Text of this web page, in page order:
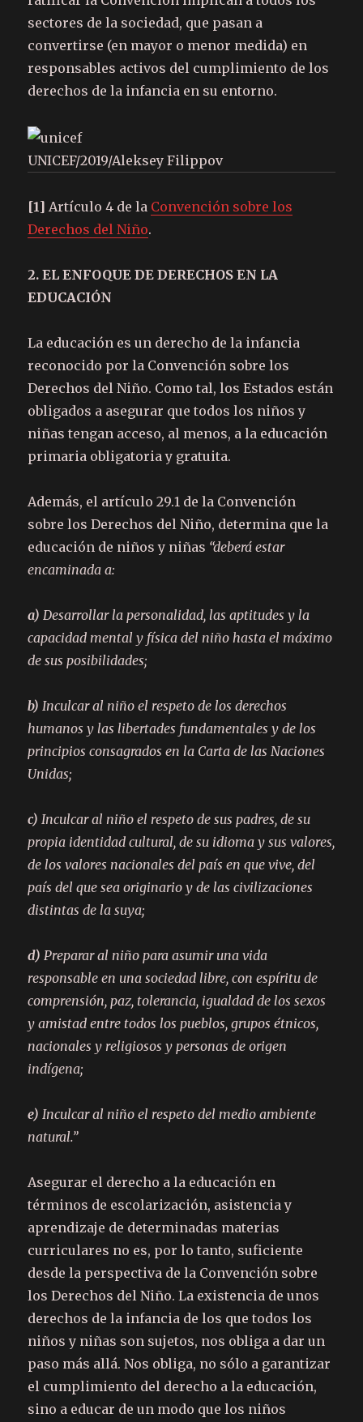
sectores de la sociedad, que pasan a
convertirse (en mayor o menor medida) en
responsables activos del cumplimiento de los
derechos de la infancia en su entorno.
UNICEF/2019/Aleksey Filippov
[1] Artículo 4 de la Convención sobre los
Derechos del Niño.
2. EL ENFOQUE DE DERECHOS EN LA
EDUCACIÓN
La educación es un derecho de la infancia
reconocido por la Convención sobre los
Derechos del Niño. Como tal, los Estados están
obligados a asegurar que todos los niños y
niñas tengan acceso, al menos, a la educación
primaria obligatoria y gratuita.
Además, el artículo 29.1 de la Convención
sobre los Derechos del Niño, determina que la
educación de niños y niñas “deberá estar
encaminada a:
a) Desarrollar la personalidad, las aptitudes y la
capacidad mental y física del niño hasta el máximo
de sus posibilidades;
b) Inculcar al niño el respeto de los derechos
humanos y las libertades fundamentales y de los
principios consagrados en la Carta de las Naciones
Unidas;
c) Inculcar al niño el respeto de sus padres, de su
propia identidad cultural, de su idioma y sus valores,
de los valores nacionales del país en que vive, del
país del que sea originario y de las civilizaciones
distintas de la suya;
d) Preparar al niño para asumir una vida
responsable en una sociedad libre, con espíritu de
comprensión, paz, tolerancia, igualdad de los sexos
y amistad entre todos los pueblos, grupos étnicos,
nacionales y religiosos y personas de origen
indígena;
e) Inculcar al niño el respeto del medio ambiente
natural.”
Asegurar el derecho a la educación en
términos de escolarización, asistencia y
aprendizaje de determinadas materias
curriculares no es, por lo tanto, suficiente
desde la perspectiva de la Convención sobre
los Derechos del Niño. La existencia de unos
derechos de la infancia de los que todos los
niños y niñas son sujetos, nos obliga a dar un
paso más allá. Nos obliga, no sólo a garantizar
el cumplimiento del derecho a la educación,
sino a educar de un modo que los niños